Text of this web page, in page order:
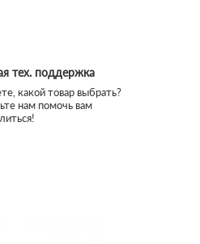
тех. поддержка
какой товар выбрать?
нам помочь вам